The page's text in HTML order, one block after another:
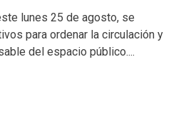
lunes 25 de agosto, se
para ordenar la circulación y
del espacio público....